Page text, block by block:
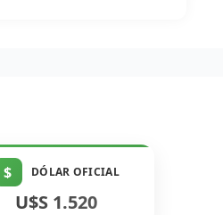
$ DÓLAR OFICIAL
U$S 1.520